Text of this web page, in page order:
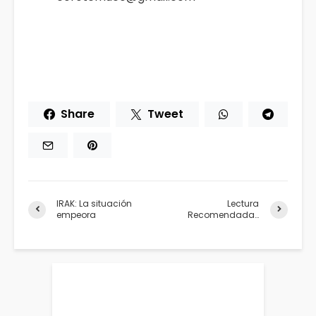
Share Tweet
IRAK: La situación
empeora
Lectura
Recomendada…